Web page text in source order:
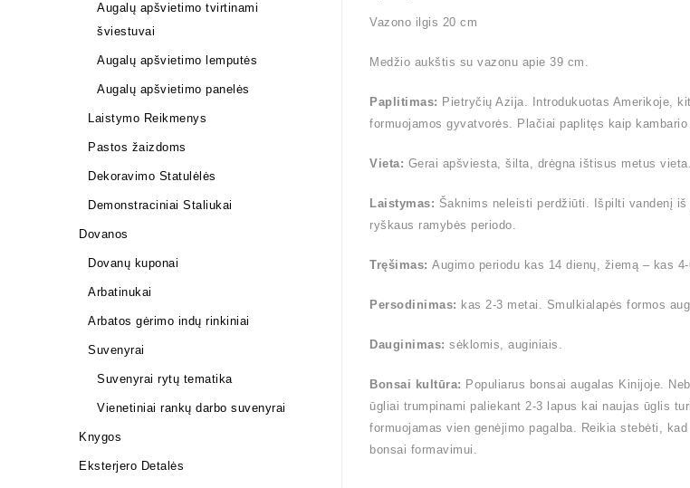
Vazono ilgis 20 cm
Medžio aukštis su vazonu apie 39 cm.
Paplitimas: Pietryčių Azija. Introdukuotas Amerikoje,
formuojamos gyvatvorės. Plačiai paplitęs kaip
Vieta: Gerai apšviesta, šilta, drėgna ištisus metus
Laistymas: Šaknims neleisti perdžiūti. Išpilti vandenį
ryškaus ramybės periodo.
Tręšimas: Augimo periodu kas 14 dienų, žiemą – kas
Persodinimas: kas 2-3 metai. Smulkialapės formos
Dauginimas: sėklomis, auginiais.
Bonsai kultūra: Populiarus bonsai augalas Kinijoje.
ūgliai trumpinami paliekant 2-3 lapus kai naujas ūglis
formuojamas vien genėjimo pagalba. Reikia stebėti,
bonsai formavimui.
Augalų apšvietimo tvirtinami
šviestuvai
Augalų apšvietimo lemputės
Augalų apšvietimo panelės
Laistymo Reikmenys
Pastos žaizdoms
Dekoravimo Statulėlės
Demonstraciniai Staliukai
Dovanos
Dovanų kuponai
Arbatinukai
Arbatos gėrimo indų rinkiniai
Suvenyrai
Suvenyrai rytų tematika
Vienetiniai rankų darbo suvenyrai
Knygos
Eksterjero Detalės